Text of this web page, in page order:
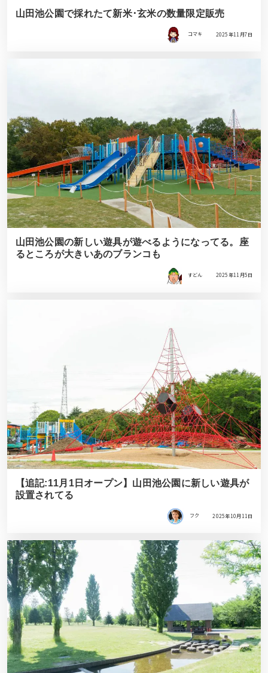
山田池公園で採れたて新米･玄米の数量限定販売
コマキ 2025年11月7日
山田池公園の新しい遊具が遊べるようになってる。座
るところが大きいあのブランコも
すどん 2025年11月5日
【追記:11月1日オープン】山田池公園に新しい遊具が
設置されてる
フク 2025年10月11日